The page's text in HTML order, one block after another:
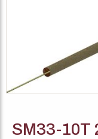
SM33-10T